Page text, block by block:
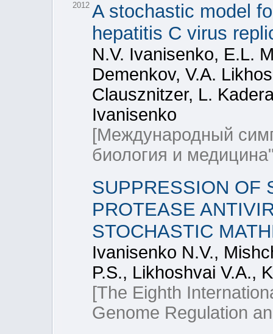
2012 A stochastic model
hepatitis C virus
N.V. Ivanisenko, E.L.
Demenkov, V.A.
Clausznitzer, L.
Ivanisenko
[Международный
биология и
SUPPRESSION OF
PROTEASE
STOCHASTIC
Ivanisenko N.V.,
P.S., Likhoshvai V.A.,
[The Eighth
Genome Regulation